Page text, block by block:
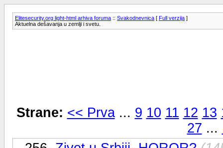
Elitesecurity.org light-html arhiva foruma :: Svakodnevnica [ Full verzija ]
Aktuelna dešavanja u zemlji i svetu.
Strane: << Prva... 9 10 11 12 13
27 ...